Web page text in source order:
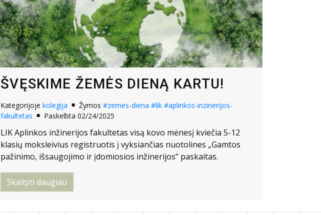
ŠVĘSKIME ŽEMĖS DIENĄ KARTU!
Kategorijoje kolegija Žymos #zemes-diena #lik #aplinkos-inzinerijos-
fakultetas
Paskelbta 02/24/2025
LIK Aplinkos inžinerijos fakultetas visą kovo mėnesį kviečia 5-12
klasių moksleivius registruotis į vyksiančias nuotolines „Gamtos
pažinimo, išsaugojimo ir įdomiosios inžinerijos“ paskaitas.
Skaityti daugiau